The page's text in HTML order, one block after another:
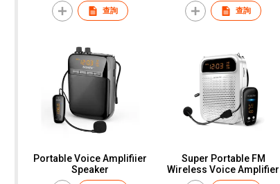
查詢 查詢
Portable Voice Amplifiier
Speaker
Super Portable FM
Wireless Voice Amplifier